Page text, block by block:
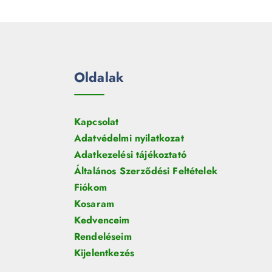
Oldalak
Kapcsolat
Adatvédelmi nyilatkozat
Adatkezelési tájékoztató
Általános Szerződési Feltételek
Fiókom
Kosaram
Kedvenceim
Rendeléseim
Kijelentkezés